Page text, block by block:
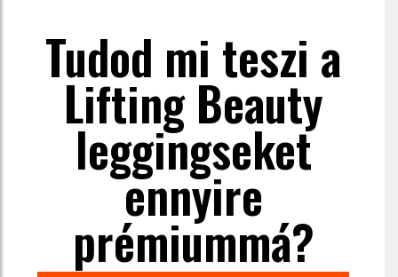
Tudod mi teszi a
Lifting Beauty
leggingseket
ennyire
prémiummá?